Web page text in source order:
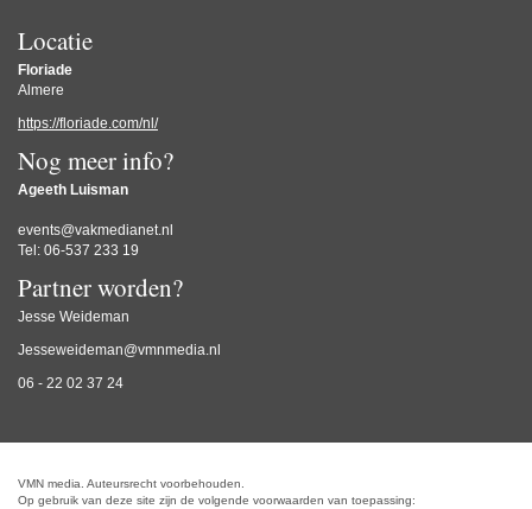
Locatie
Floriade
Almere
https://floriade.com/nl/
Nog meer info?
Ageeth Luisman
events@vakmedianet.nl
Tel: 06-537 233 19
Partner worden?
Jesse Weideman
Jesseweideman@vmnmedia.nl
06 - 22 02 37 24
VMN media. Auteursrecht voorbehouden.
Op gebruik van deze site zijn de volgende voorwaarden van toepassing: